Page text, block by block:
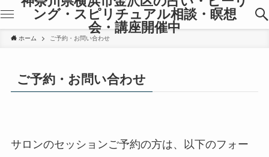
ング・スピリチュアル相談・瞑想
会・講座開催中
ホーム ご予約・お問い合わせ
ご予約・お問い合わせ
サロンのセッションご予約の方は、以下のフォー